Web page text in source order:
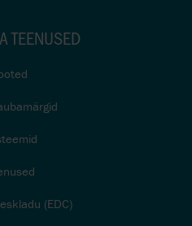
TEENUSED
(EDC)